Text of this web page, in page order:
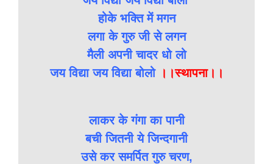
होके भक्ति में मगन
लगा के गुरु जी से लगन
मैली अपनी चादर धो लो
जय विद्या जय विद्या बोलो।।स्थापना।।
लाकर के गंगा का पानी
बची जितनी ये जिन्दगानी
उसे कर समर्पित गुरु चरण,